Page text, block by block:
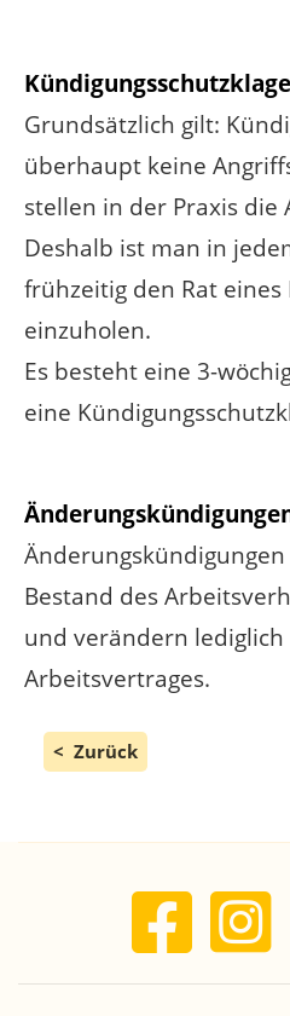
Kündigungsschutzklage
Grundsätzlich gilt:
überhaupt keine
stellen in der Praxis die
Deshalb ist man in
frühzeitig den Rat eines
einzuholen.
Es besteht eine 3-
eine
Bestand des
und verändern
Arbeitsvertrages.
Zurück